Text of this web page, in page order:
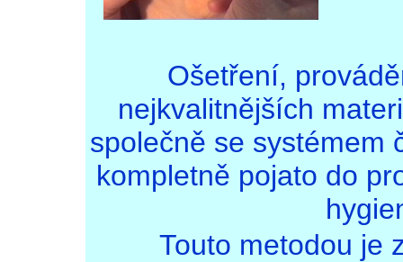
Ošetření,
nejkvalitnějších
společně se systémem
kompletně pojato do
Touto metodou je